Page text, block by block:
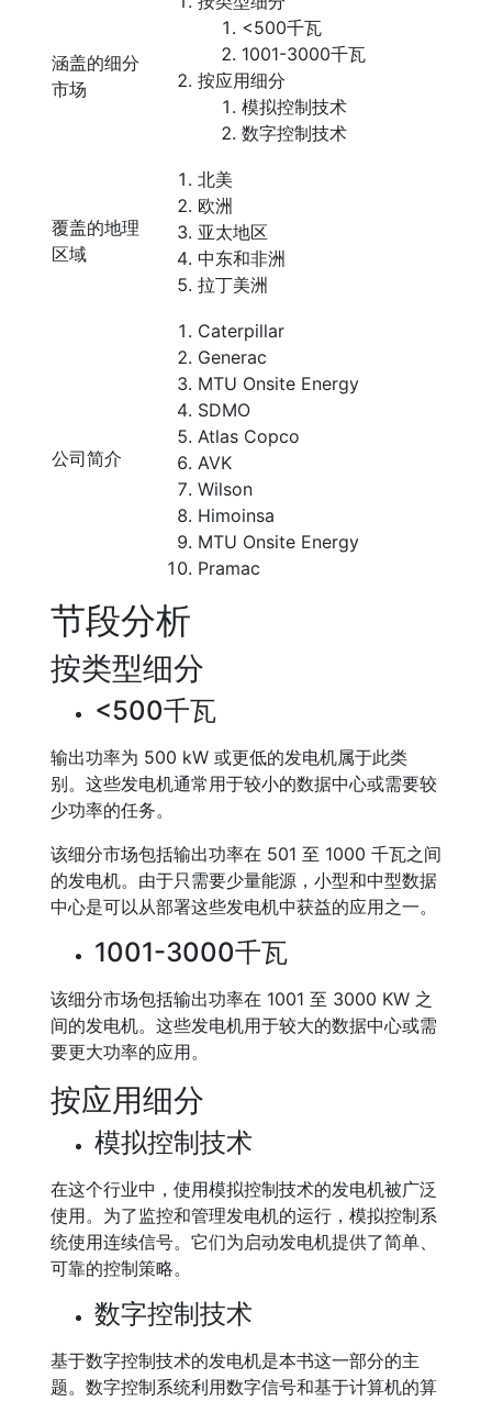
涵盖的细分
市场
<500千瓦
1001-3000千瓦
按应用细分
模拟控制技术
数字控制技术
覆盖的地理
区域
北美
欧洲
亚太地区
中东和非洲
拉丁美洲
公司简介
Caterpillar
Generac
MTU Onsite Energy
SDMO
Atlas Copco
AVK
Wilson
Himoinsa
MTU Onsite Energy
Pramac
节段分析
按类型细分
<500千瓦
输出功率为 500 kW 或更低的发电机属于此类
别。这些发电机通常用于较小的数据中心或需要较
少功率的任务。
该细分市场包括输出功率在 501 至 1000 千瓦之间
的发电机。由于只需要少量能源，小型和中型数据
中心是可以从部署这些发电机中获益的应用之一。
1001-3000千瓦
该细分市场包括输出功率在 1001 至 3000 KW 之
间的发电机。这些发电机用于较大的数据中心或需
要更大功率的应用。
按应用细分
模拟控制技术
在这个行业中，使用模拟控制技术的发电机被广泛
使用。为了监控和管理发电机的运行，模拟控制系
统使用连续信号。它们为启动发电机提供了简单、
可靠的控制策略。
数字控制技术
基于数字控制技术的发电机是本书这一部分的主
题。数字控制系统利用数字信号和基于计算机的算